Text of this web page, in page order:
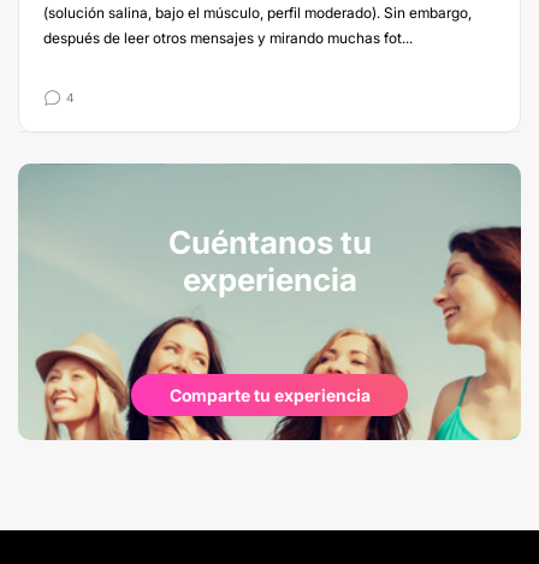
(solución salina, bajo el músculo, perfil moderado). Sin embargo,
después de leer otros mensajes y mirando muchas fot...
4
Cuéntanos tu
experiencia
Comparte tu experiencia